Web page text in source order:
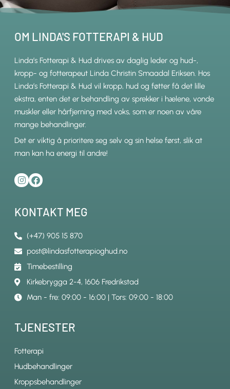
OM LINDA'S FOTTERAPI & HUD
Linda’s Fotterapi & Hud drives av daglig leder og hud-,
kropp- og fotterapeut Linda Christin Smaadal Eriksen. Hos
Linda’s Fotterapi & Hud vil kropp, hud og føtter få det lille
ekstra, enten det er behandling av sprekker i hælene, vonde
muskler eller hårfjerning med voks, som er noen av våre
mange behandlinger.
Det er viktig å prioritere seg selv og sin helse først, slik at
man kan ha energi til andre!
KONTAKT MEG
(+47) 905 15 870
post@lindasfotterapioghud.no
Timebestilling
Kirkebrygga 2-4, 1606 Fredrikstad
Man - fre: 09:00 - 16:00 | Tors: 09:00 - 18:00
TJENESTER
Fotterapi
Hudbehandlinger
Kroppsbehandlinger